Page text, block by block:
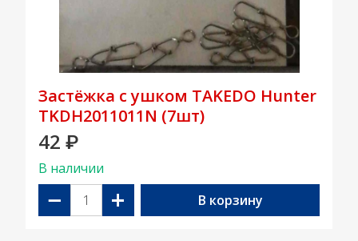
Застёжка с ушком TAKEDO Hunter
TKDH2011011N (7шт)
42 ₽
В наличии
− + В корзину